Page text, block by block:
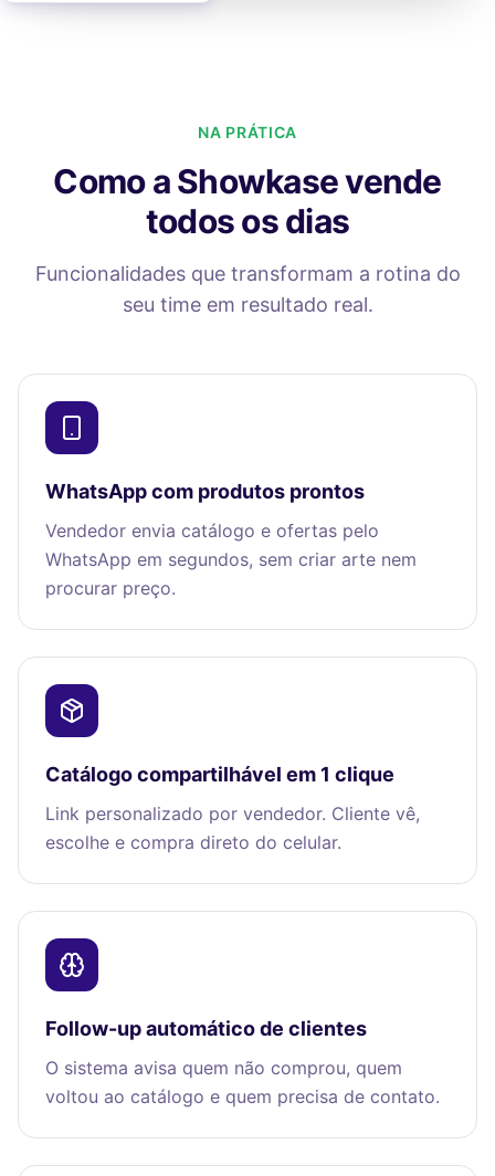
NA PRÁTICA
Como a Showkase vende
todos os dias
Funcionalidades que transformam a rotina do
seu time em resultado real.
WhatsApp com produtos prontos
Vendedor envia catálogo e ofertas pelo
WhatsApp em segundos, sem criar arte nem
procurar preço.
Catálogo compartilhável em 1 clique
Link personalizado por vendedor. Cliente vê,
escolhe e compra direto do celular.
Follow-up automático de clientes
O sistema avisa quem não comprou, quem
voltou ao catálogo e quem precisa de contato.